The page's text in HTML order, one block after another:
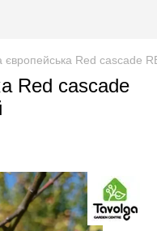
європейська Red cascade
Red cascade